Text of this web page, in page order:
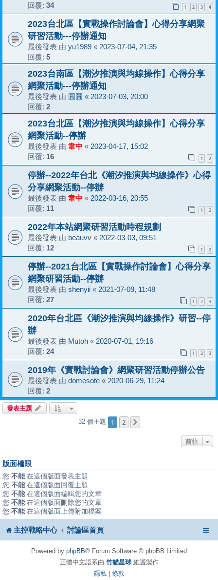
回覆: 34 1 2 3 4
2023台北區【實戰操作討論會】心得分享網聚
研習活動---停辦通知
最後發表 由 yu1989 « 2023-07-04, 21:35
回覆: 5
2023台南區【潮汐推演與均線操作】心得分享
網聚活動---停辦通知
最後發表 由 圓圓 « 2023-07-03, 20:00
回覆: 2
2023台北區【潮汐推演與均線操作】心得分享
網聚活動--停辦
最後發表 由 韋中 « 2023-04-17, 15:02
回覆: 16 1 2
停辦--2022年台北《潮汐推演與均線操作》心得
分享網聚活動--停辦
最後發表 由 韋中 « 2022-03-16, 20:55
回覆: 11 1 2
2022年本站網聚研習活動時程規劃
最後發表 由 beauvv « 2022-03-03, 09:51
回覆: 12 1 2
停辦--2021台北區【實戰操作討論會】心得分享
網聚研習活動--停辦
最後發表 由 shenyii « 2021-07-09, 11:48
回覆: 27 1 2 3
2020年台北區《潮汐推演與均線操作》研習--停
辦
最後發表 由 Mutoh « 2020-07-01, 19:16
回覆: 24 1 2 3
2019年《實戰討論會》網聚研習活動停辦公告
最後發表 由 domesote « 2020-06-29, 11:24
回覆: 2
發表主題
32 個主題 1 2
前往
版面權限
您 不能在這個版面發表主題
您 不能在這個版面回覆主題
您 不能在這個版面編輯您的文章
您 不能在這個版面刪除您的文章
您 不能在這個版面上傳附加檔案
主控戰略中心 討論區首頁
Powered by phpBB® Forum Software © phpBB Limited
正體中文語系由 竹貓星球維護製作
隱私| 條款